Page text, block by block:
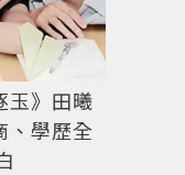
玉》田曦
、學歷全